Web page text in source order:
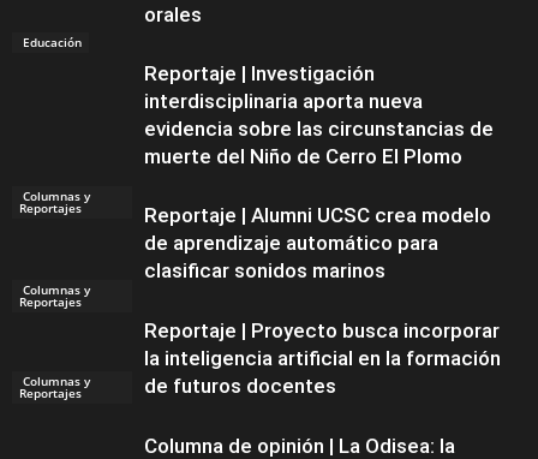
Educación
Columnas y
Reportajes
orales
Columnas y
Reportajes
Reportaje | Investigación
interdisciplinaria aporta nueva
evidencia sobre las circunstancias de
muerte del Niño de Cerro El Plomo
Columnas y
Reportajes
Reportaje | Alumni UCSC crea modelo
de aprendizaje automático para
clasificar sonidos marinos
Reportaje | Proyecto busca incorporar
la inteligencia artificial en la formación
de futuros docentes
Columna de opinión | La Odisea: la